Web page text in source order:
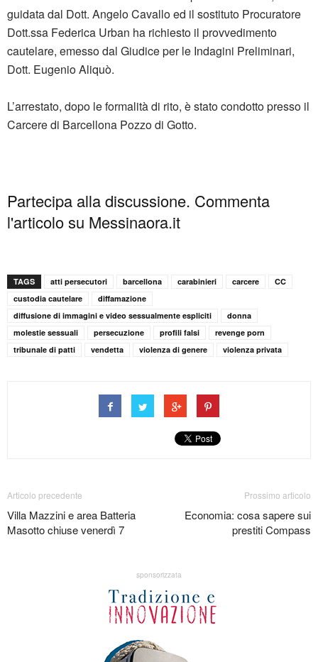
guidata dal Dott. Angelo Cavallo ed il sostituto Procuratore
Dott.ssa Federica Urban ha richiesto il provvedimento
cautelare, emesso dal Giudice per le Indagini Preliminari,
Dott. Eugenio Aliquò.
L’arrestato, dopo le formalità di rito, è stato condotto presso il
Carcere di Barcellona Pozzo di Gotto.
Partecipa alla discussione. Commenta
l'articolo su Messinaora.it
TAGS atti persecutori barcellona carabinieri carcere
CC
custodia cautelare
diffamazione
diffusione di immagini e video sessualmente espliciti
donna
molestie sessuali
persecuzione profili falsi
revenge porn
tribunale di patti
vendetta violenza di genere violenza privata
Articolo precedente
Villa Mazzini e area Batteria
Masotto chiuse venerdì 7
Prossimo articolo
Economia: cosa sapere sui
prestiti Compass
sponsorizzata